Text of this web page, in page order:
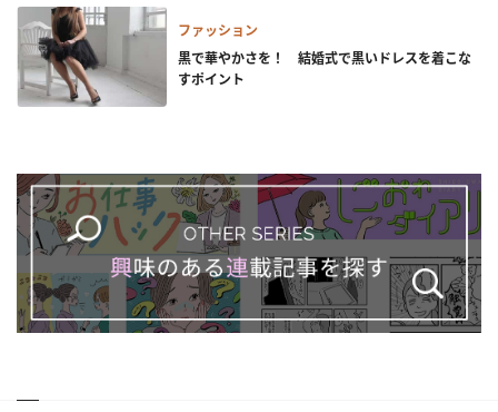
ファッション
黒で華やかさを！ 結婚式で黒いドレスを着こな
すポイント